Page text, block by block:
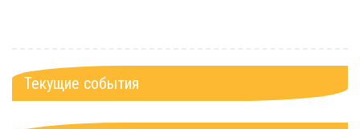
Текущие события